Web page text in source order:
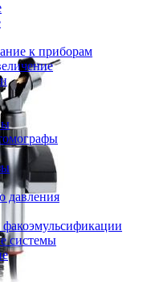
к приборам
давления
системы